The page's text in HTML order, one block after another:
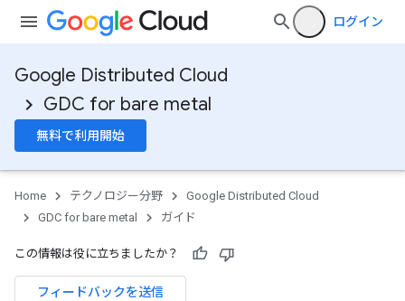
ログイン
Google Distributed Cloud
GDC for bare metal
無料で利用開始
Home テクノロジー分野
Google Distributed Cloud
GDC for bare metal
ガイド
この情報は役に立ちましたか？
フィードバックを送信